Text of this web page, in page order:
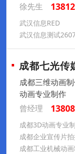
徐先生
武汉信息RED
武汉信息测试
成都七光传
成都三维动画
动画专业制作
曾经理
成都3D动画专业
成都企业宣传片
成都工业机械动